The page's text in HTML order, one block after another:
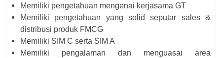
Memiliki pengetahuan mengenai kerjasama GT
Memiliki pengetahuan yang solid seputar sales &
distribusi produk FMCG
Memiliki SIM C serta SIM A
Memiliki pengalaman dan menguasai area